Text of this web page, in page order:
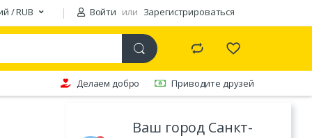
/ RUB Войти или Зарегистрироваться
Ваш город Санкт-
Делаем добро Приводите друзей